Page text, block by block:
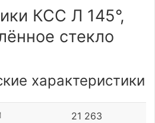
КСС Л 145°,
стекло
характеристики
21 263